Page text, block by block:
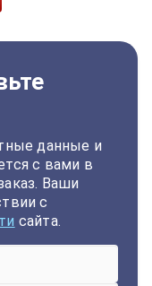
данные и
с вами в
Ваши
с
сайта.